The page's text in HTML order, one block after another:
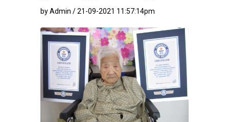
by Admin / 21-09-2021 11:57:14pm